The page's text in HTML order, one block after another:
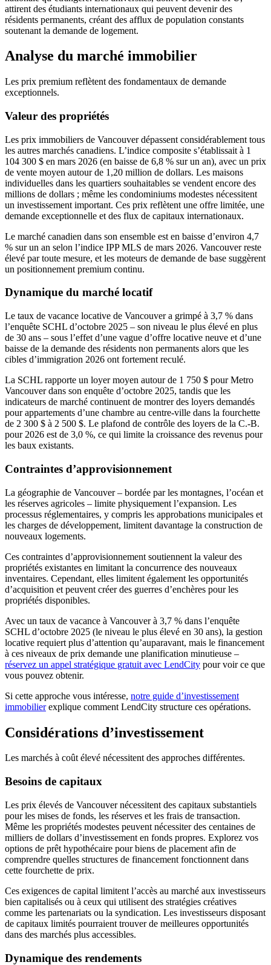
attirent des étudiants internationaux qui peuvent devenir des
résidents permanents, créant des afflux de population constants
soutenant la demande de logement.
Analyse du marché immobilier
Les prix premium reflètent des fondamentaux de demande
exceptionnels.
Valeur des propriétés
Les prix immobiliers de Vancouver dépassent considérablement tous
les autres marchés canadiens. L’indice composite s’établissait à 1
104 300 $ en mars 2026 (en baisse de 6,8 % sur un an), avec un prix
de vente moyen autour de 1,20 million de dollars. Les maisons
individuelles dans les quartiers souhaitables se vendent encore des
millions de dollars ; même les condominiums modestes nécessitent
un investissement important. Ces prix reflètent une offre limitée, une
demande exceptionnelle et des flux de capitaux internationaux.
Le marché canadien dans son ensemble est en baisse d’environ 4,7
% sur un an selon l’indice IPP MLS de mars 2026. Vancouver reste
élevé par toute mesure, et les moteurs de demande de base suggèrent
un positionnement premium continu.
Dynamique du marché locatif
Le taux de vacance locative de Vancouver a grimpé à 3,7 % dans
l’enquête SCHL d’octobre 2025 – son niveau le plus élevé en plus
de 30 ans – sous l’effet d’une vague d’offre locative neuve et d’une
baisse de la demande des résidents non permanents alors que les
cibles d’immigration 2026 ont fortement reculé.
La SCHL rapporte un loyer moyen autour de 1 750 $ pour Metro
Vancouver dans son enquête d’octobre 2025, tandis que les
indicateurs de marché continuent de montrer des loyers demandés
pour appartements d’une chambre au centre-ville dans la fourchette
de 2 300 $ à 2 500 $. Le plafond de contrôle des loyers de la C.-B.
pour 2026 est de 3,0 %, ce qui limite la croissance des revenus pour
les baux existants.
Contraintes d’approvisionnement
La géographie de Vancouver – bordée par les montagnes, l’océan et
les réserves agricoles – limite physiquement l’expansion. Les
processus réglementaires, y compris les approbations municipales et
les charges de développement, limitent davantage la construction de
nouveaux logements.
Ces contraintes d’approvisionnement soutiennent la valeur des
propriétés existantes en limitant la concurrence des nouveaux
inventaires. Cependant, elles limitent également les opportunités
d’acquisition et peuvent créer des guerres d’enchères pour les
propriétés disponibles.
Avec un taux de vacance à Vancouver à 3,7 % dans l’enquête
SCHL d’octobre 2025 (le niveau le plus élevé en 30 ans), la gestion
locative requiert plus d’attention qu’auparavant, mais le financement
à ces niveaux de prix demande une planification minutieuse –
réservez un appel stratégique gratuit avec LendCity pour voir ce que
vous pouvez obtenir.
Si cette approche vous intéresse, notre guide d’investissement
immobilierexplique comment LendCity structure ces opérations.
Considérations d’investissement
Les marchés à coût élevé nécessitent des approches différentes.
Besoins de capitaux
Les prix élevés de Vancouver nécessitent des capitaux substantiels
pour les mises de fonds, les réserves et les frais de transaction.
Même les propriétés modestes peuvent nécessiter des centaines de
milliers de dollars d’investissement en fonds propres. Explorez vos
options de prêt hypothécaire pour biens de placement afin de
comprendre quelles structures de financement fonctionnent dans
cette fourchette de prix.
Ces exigences de capital limitent l’accès au marché aux investisseurs
bien capitalisés ou à ceux qui utilisent des stratégies créatives
comme les partenariats ou la syndication. Les investisseurs disposant
de capitaux limités pourraient trouver de meilleures opportunités
dans des marchés plus accessibles.
Dynamique des rendements